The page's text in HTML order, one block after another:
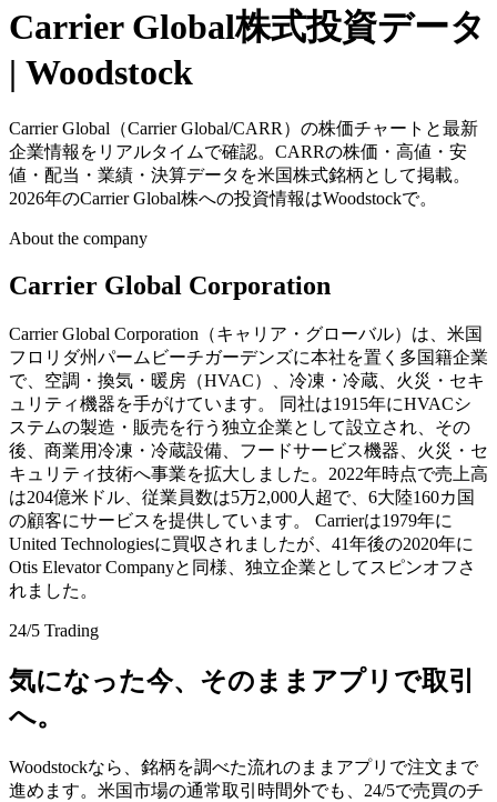
Carrier Global株式投資データ
| Woodstock
Carrier Global（Carrier Global/CARR）の株価チャートと最新
企業情報をリアルタイムで確認。CARRの株価・高値・安
値・配当・業績・決算データを米国株式銘柄として掲載。
2026年のCarrier Global株への投資情報はWoodstockで。
About the company
Carrier Global Corporation
Carrier Global Corporation（キャリア・グローバル）は、米国
フロリダ州パームビーチガーデンズに本社を置く多国籍企業
で、空調・換気・暖房（HVAC）、冷凍・冷蔵、火災・セキ
ュリティ機器を手がけています。 同社は1915年にHVACシ
ステムの製造・販売を行う独立企業として設立され、その
後、商業用冷凍・冷蔵設備、フードサービス機器、火災・セ
キュリティ技術へ事業を拡大しました。2022年時点で売上高
は204億米ドル、従業員数は5万2,000人超で、6大陸160カ国
の顧客にサービスを提供しています。 Carrierは1979年に
United Technologiesに買収されましたが、41年後の2020年に
Otis Elevator Companyと同様、独立企業としてスピンオフさ
れました。
24/5 Trading
気になった今、そのままアプリで取引
へ。
Woodstockなら、銘柄を調べた流れのままアプリで注文まで
進めます。米国市場の通常取引時間外でも、24/5で売買のチ